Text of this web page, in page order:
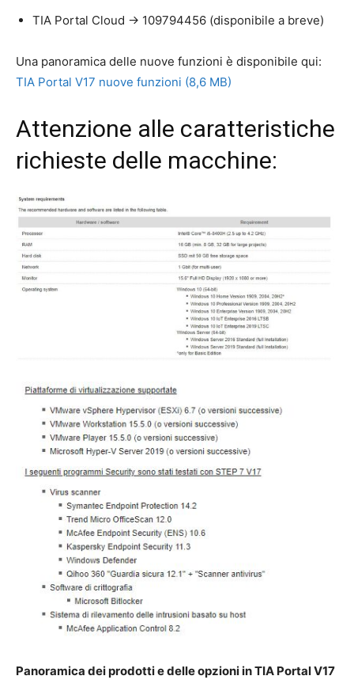
TIA Portal Cloud -> 109794456 (disponibile a breve)
Una panoramica delle nuove funzioni è disponibile qui:
TIA Portal V17 nuove funzioni (8,6 MB)
Attenzione alle caratteristiche
richieste delle macchine:
Panoramica dei prodotti e delle opzioni in TIA Portal V17